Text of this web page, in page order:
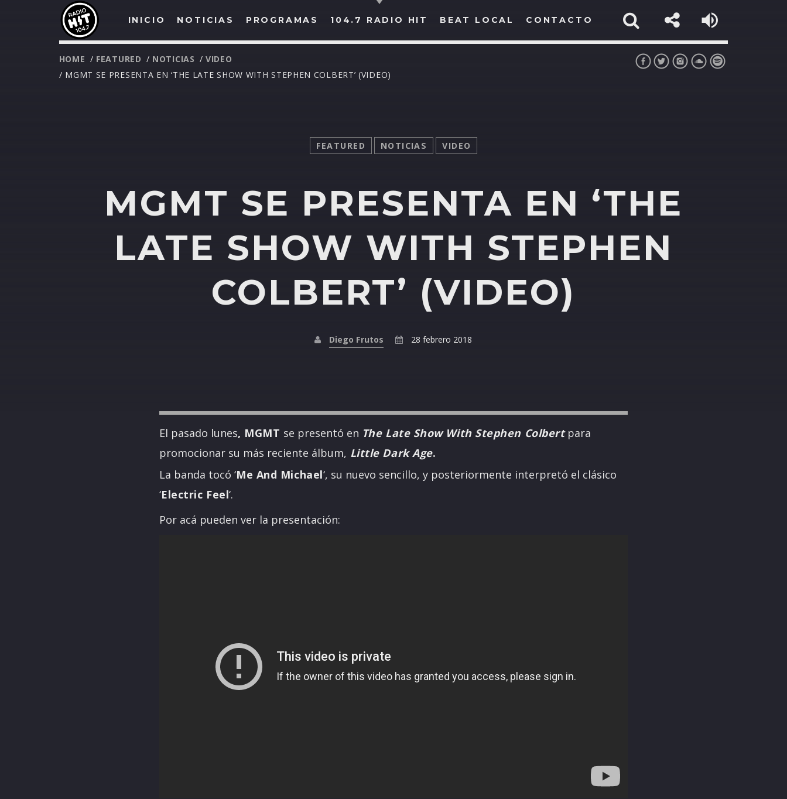
INICIO NOTICIAS PROGRAMAS 104.7 RADIO HIT BEAT LOCAL CONTACTO
BUSCAR EN RADIO HIT
COMPARTE EN...
HOME / FEATURED / NOTICIAS /VIDEO
/ MGMT SE PRESENTA EN ‘THE LATE SHOW WITH STEPHEN COLBERT’ (VIDEO)
FEATURED NOTICIAS VIDEO
MGMT SE PRESENTA EN ‘THE
LATE SHOW WITH STEPHEN
COLBERT’ (VIDEO)
Diego Frutos 28 febrero 2018
El pasado lunes, MGMT se presentó en The Late Show With Stephen Colbertpara
promocionar su más reciente álbum, Little Dark Age.
La banda tocó ‘Me And Michael‘, su nuevo sencillo, y posteriormente interpretó el clásico
‘Electric Feel‘.
Por acá pueden ver la presentación: